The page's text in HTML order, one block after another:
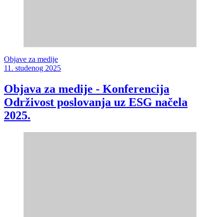
Objave za medije
11. studenog 2025
Objava za medije - Konferencija
Održivost poslovanja uz ESG načela
2025.